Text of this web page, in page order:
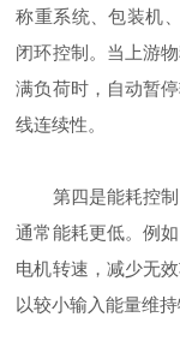
称重系统、包装机
闭环控制。当上游
满负荷时，自动暂
线连续性。
第四是能耗控制
通常能耗更低。例
电机转速，减少无
以较小输入能量维持